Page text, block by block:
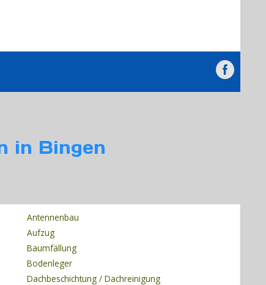
in Bingen
Antennenbau
Aufzug
Baumfällung
Bodenleger
Dachbeschichtung / Dachreinigung